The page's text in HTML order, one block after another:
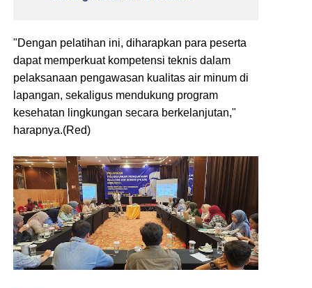
"Dengan pelatihan ini, diharapkan para peserta
dapat memperkuat kompetensi teknis dalam
pelaksanaan pengawasan kualitas air minum di
lapangan, sekaligus mendukung program
kesehatan lingkungan secara berkelanjutan,"
harapnya.(Red)